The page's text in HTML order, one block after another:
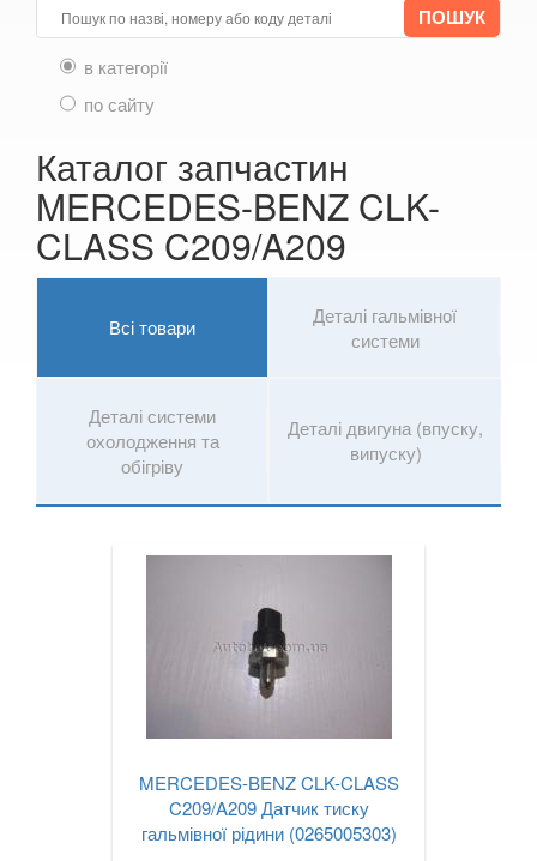
E-CLASS X213 ALL-TERRAIN
EQC N293
GL-CLASS X164
GL-CLASS X166
GLA-CLASS X156
GLB-Class X247
GLC-CLASS X253, C253
GLE-CLASS C292
GLK-CLASS X204
S-CLASS W222
в категорії
по сайту
Каталог запчастин
MERCEDES-BENZ CLK-
CLASS C209/A209
Всі товари
Деталі гальмівної
системи
Деталі системи
охолодження та
обігріву
Деталі двигуна (впуску,
випуску)
MERCEDES-BENZ CLK-CLASS
C209/A209 Датчик тиску
гальмівної рідини (0265005303)